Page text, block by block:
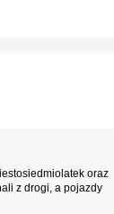
oraz
z drogi, a pojazdy